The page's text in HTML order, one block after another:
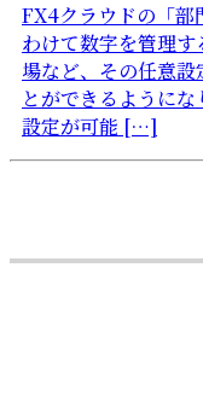
FX4クラウドの「部
わけて数字を管理
場など、その任意
とができるようにな
設定が可能 […]